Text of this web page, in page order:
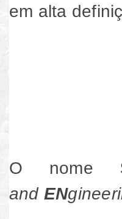
em alta
O nome
and EN